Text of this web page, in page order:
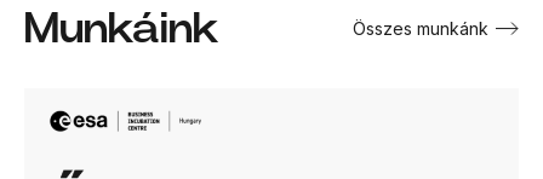
Munkáink Összes munkánk